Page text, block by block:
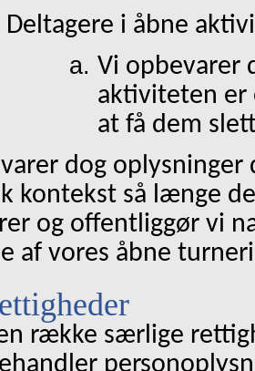
Deltagere i åbne
Vi opbevarer
aktiviteten er
at få dem
dog oplysninger
kontekst så længe
og offentliggør vi
af vores åbne
række særlige